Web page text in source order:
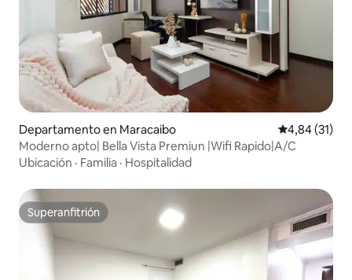
Departamento en Maracaibo Calificación
4,84 (31)
Moderno apto| Bella Vista Premiun |Wifi Rapido|A/C
Ubicación · Familia · Hospitalidad
Superanfitrión
Superanfitrión